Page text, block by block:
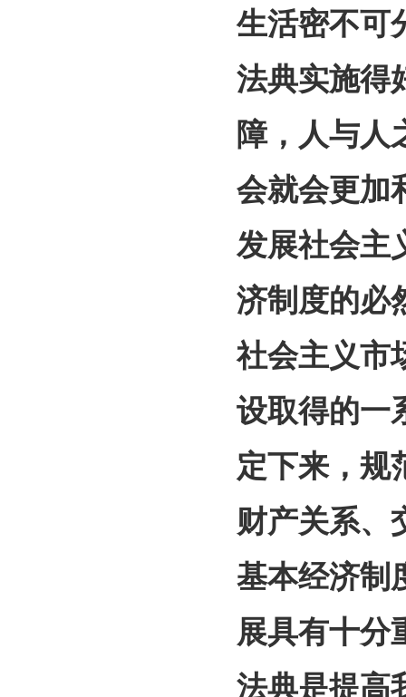
生活密不可
法典实施得
障，人与人
会就会更加
发展社会主
济制度的必
社会主义市
设取得的一
定下来，规
财产关系、
基本经济制
展具有十分
法典是提高